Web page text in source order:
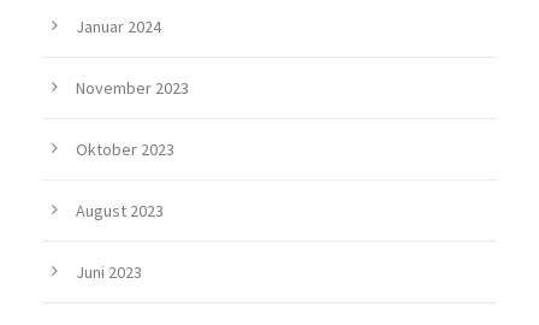
Januar 2024
November 2023
Oktober 2023
August 2023
Juni 2023